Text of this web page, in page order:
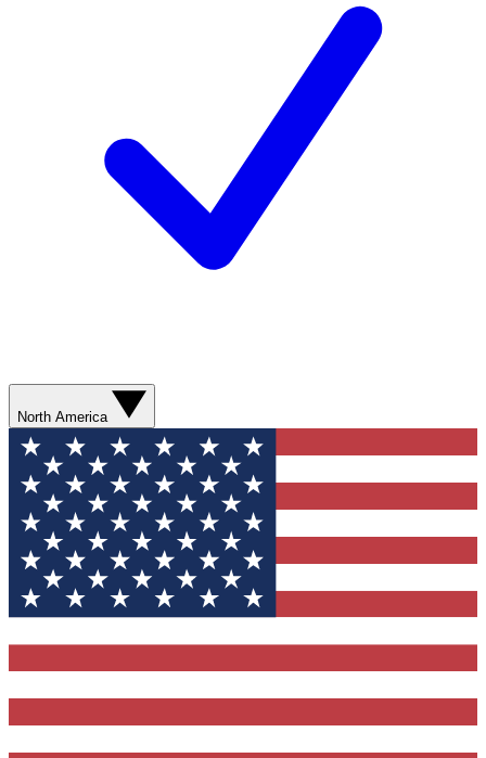
North America